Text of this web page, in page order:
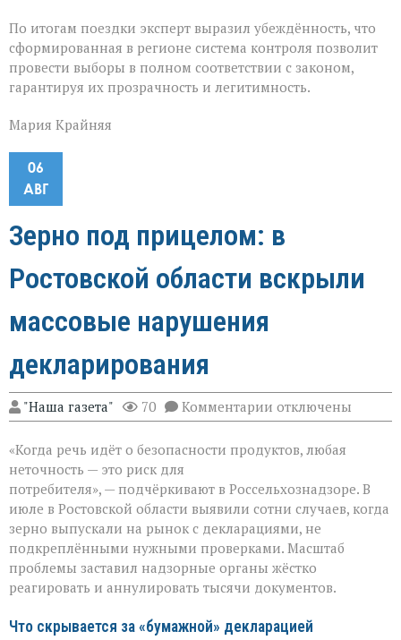
По итогам поездки эксперт выразил убеждённость, что
сформированная в регионе система контроля позволит
провести выборы в полном соответствии с законом,
гарантируя их прозрачность и легитимность.
Мария Крайняя
06
АВГ
Зерно под прицелом: в
Ростовской области вскрыли
массовые нарушения
декларирования
"Наша газета" 70 Комментарии к
записи
под
Ростовской
области
вскрыли
массовые
нарушения
декларирования
отключены
«Когда речь идёт о безопасности продуктов, любая
неточность — это риск для
потребителя», — подчёркивают в Россельхознадзоре. В
июле в Ростовской области выявили сотни случаев, когда
зерно выпускали на рынок с декларациями, не
подкреплёнными нужными проверками. Масштаб
проблемы заставил надзорные органы жёстко
реагировать и аннулировать тысячи документов.
Что скрывается за «бумажной» декларацией